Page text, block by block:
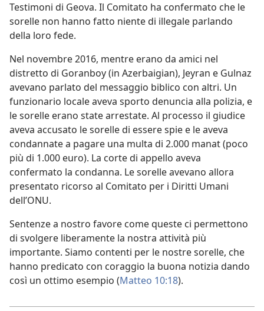
Testimoni di Geova. Il Comitato ha confermato che le
sorelle non hanno fatto niente di illegale parlando
della loro fede.
Nel novembre 2016, mentre erano da amici nel
distretto di Goranboy (in Azerbaigian), Jeyran e Gulnaz
avevano parlato del messaggio biblico con altri. Un
funzionario locale aveva sporto denuncia alla polizia, e
le sorelle erano state arrestate. Al processo il giudice
aveva accusato le sorelle di essere spie e le aveva
condannate a pagare una multa di 2.000 manat (poco
più di 1.000 euro). La corte di appello aveva
confermato la condanna. Le sorelle avevano allora
presentato ricorso al Comitato per i Diritti Umani
dell’ONU.
Sentenze a nostro favore come queste ci permettono
di svolgere liberamente la nostra attività più
importante. Siamo contenti per le nostre sorelle, che
hanno predicato con coraggio la buona notizia dando
così un ottimo esempio (Matteo 10:18).